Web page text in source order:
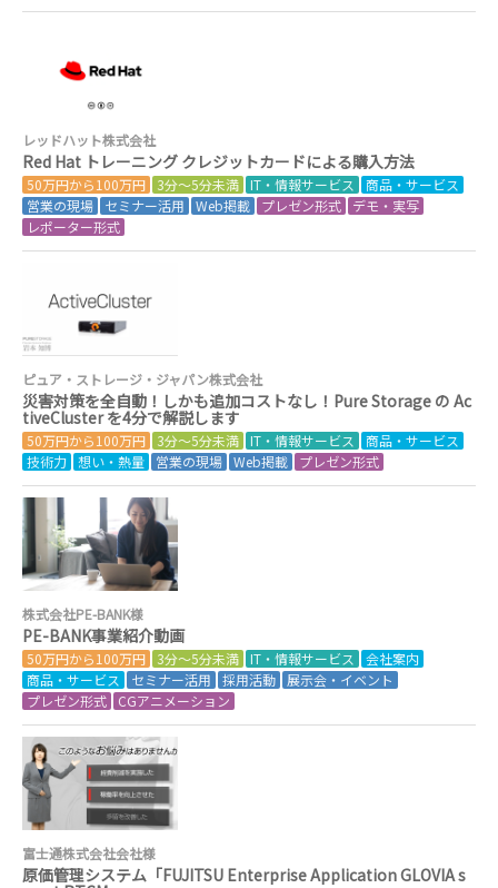
レッドハット株式会社
Red Hat トレーニング クレジットカードによる購入方法
50万円から100万円 3分～5分未満 IT・情報サービス
商品・サービス
営業の現場
セミナー活用 Web掲載 プレゼン形式
デモ・実写
レポーター形式
ピュア・ストレージ・ジャパン株式会社
災害対策を全自動！しかも追加コストなし！Pure Storage の Ac
tiveCluster を4分で解説します
50万円から100万円 3分～5分未満 IT・情報サービス
商品・サービス
技術力 想い・熱量 営業の現場 Web掲載 プレゼン形式
株式会社PE-BANK様
PE-BANK事業紹介動画
50万円から100万円 3分～5分未満 IT・情報サービス
会社案内
商品・サービス
セミナー活用 採用活動
展示会・イベント
プレゼン形式
CGアニメーション
富士通株式会社会社様
原価管理システム「FUJITSU Enterprise Application GLOVIA s